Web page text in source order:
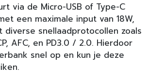
via de Micro-USB of Type-C
een maximale input van 18W,
diverse snellaadprotocollen zoals
AFC, en PD3.0 / 2.0. Hierdoor
snel op en kun je deze